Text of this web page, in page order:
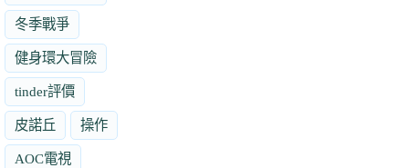
冬季戰爭
健身環大冒險
tinder評價
皮諾丘 操作
AOC電視